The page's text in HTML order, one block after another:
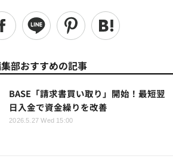
部おすすめの記事
BASE「請求書買い取り」開始！最短翌
日入金で資金繰りを改善
2026.5.27 Wed 15:00